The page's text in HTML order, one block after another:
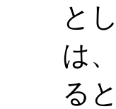
と
は
る